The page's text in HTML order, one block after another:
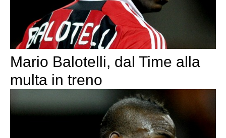
Mario Balotelli, dal Time alla
multa in treno